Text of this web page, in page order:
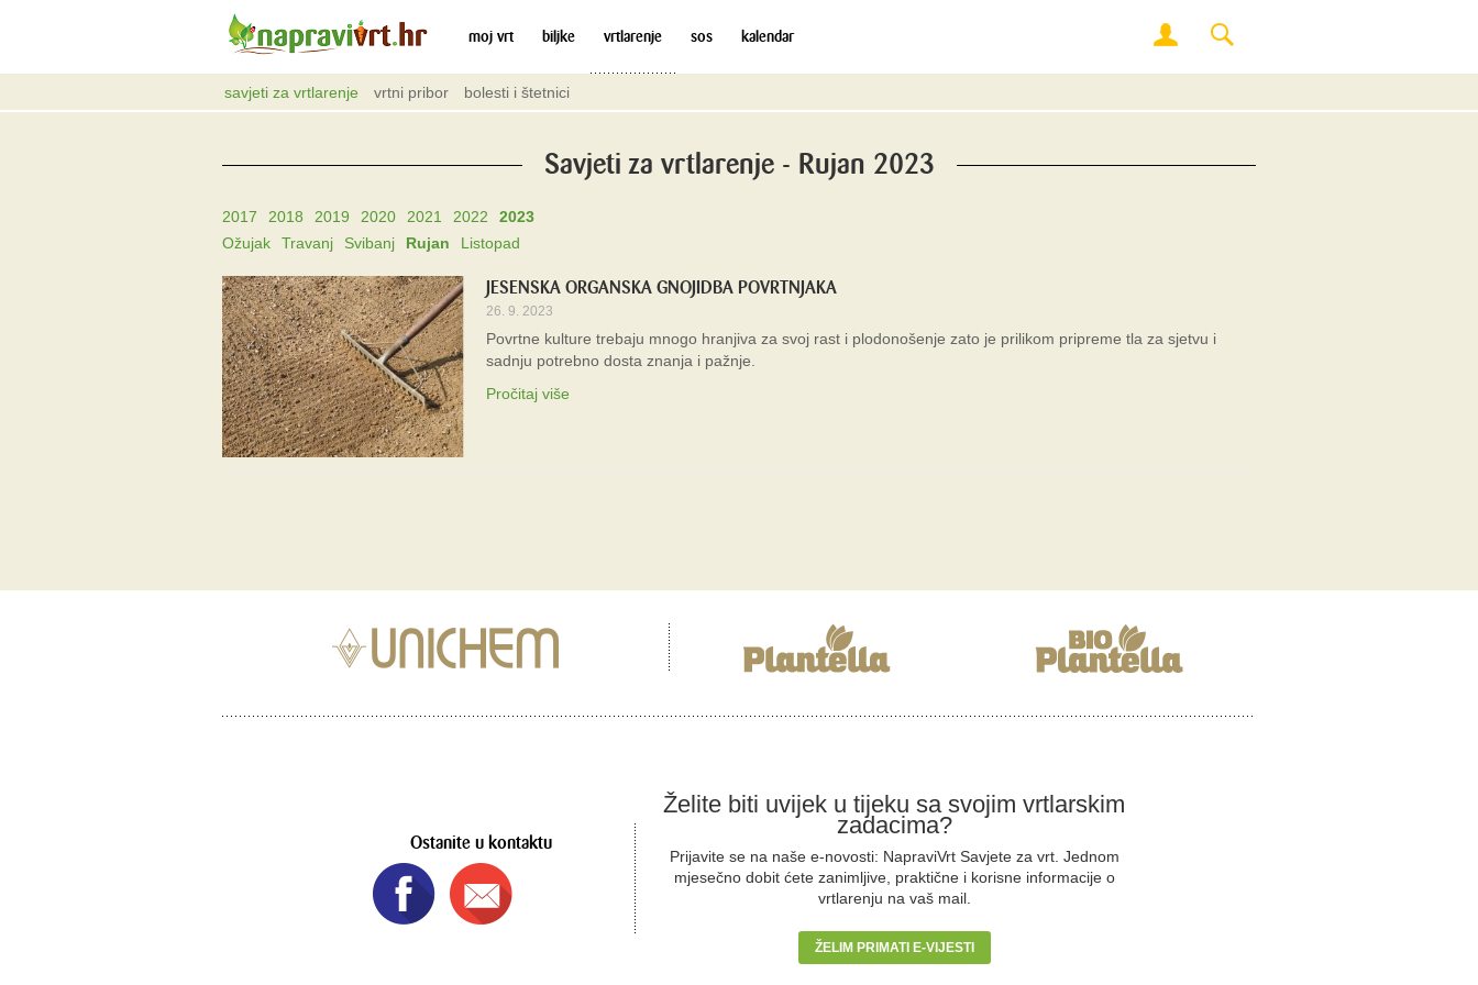
moj vrt biljke vrtlarenje sos kalendar
savjeti za vrtlarenje vrtni pribor bolesti i štetnici
Savjeti za vrtlarenje - Rujan 2023
2017 2018 2019 2020 2021 2022
2023
Ožujak
Travanj Svibanj Rujan Listopad
JESENSKA ORGANSKA GNOJIDBA POVRTNJAKA
26. 9. 2023
Povrtne kulture trebaju mnogo hranjiva za svoj rast i plodonošenje zato je prilikom pripreme tla za sjetvu i
sadnju potrebno dosta znanja i pažnje.
Pročitaj više
Ostanite u kontaktu
Želite biti uvijek u tijeku sa svojim vrtlarskim
zadacima?
Prijavite se na naše e-novosti: NapraviVrt Savjete za vrt. Jednom
mjesečno dobit ćete zanimljive, praktične i korisne informacije o
vrtlarenju na vaš mail.
ŽELIM PRIMATI E-VIJESTI